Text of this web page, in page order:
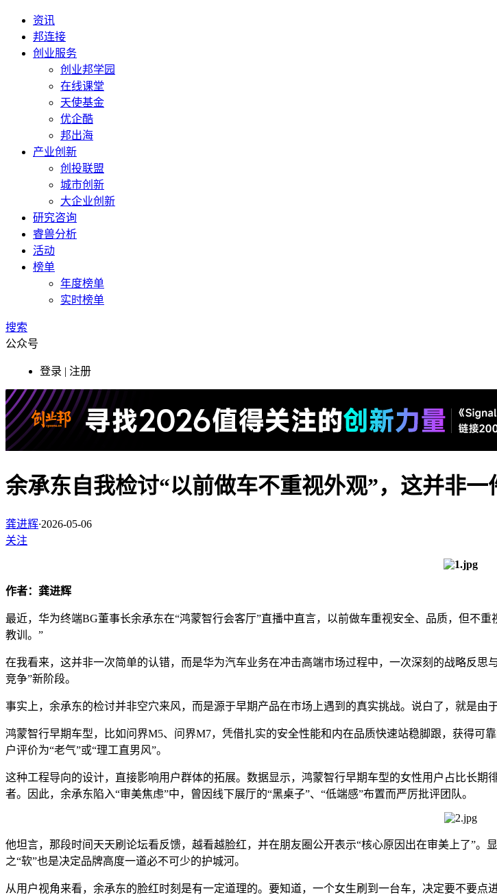
资讯
邦连接
创业服务
创业邦学园
在线课堂
天使基金
优企酷
邦出海
产业创新
创投联盟
城市创新
大企业创新
研究咨询
睿兽分析
活动
榜单
年度榜单
实时榜单
搜索
公众号
登录 | 注册
余承东自我检讨“以前做车不重视外观”，这并非一
龚进辉·2026-05-06
关注
作者：龚进辉
最近，华为终端BG董事长余承东在“鸿蒙智行会客厅”直播中直言，以前做车重视安全、品质，但不
教训。”
在我看来，这并非一次简单的认错，而是华为汽车业务在冲击高端市场过程中，一次深刻的战略反
竞争”新阶段。
事实上，余承东的检讨并非空穴来风，而是源于早期产品在市场上遇到的真实挑战。说白了，就是由
鸿蒙智行早期车型，比如问界M5、问界M7，凭借扎实的安全性能和内在品质快速站稳脚跟，获得可
户评价为“老气”或“理工直男风”。
这种工程导向的设计，直接影响用户群体的拓展。数据显示，鸿蒙智行早期车型的女性用户占比长
者。因此，余承东陷入“审美焦虑”中，曾因线下展厅的“黑桌子”、“低端感”布置而严厉批评团队。
他坦言，那段时间天天刷论坛看反馈，越看越脸红，并在朋友圈公开表示“核心原因出在审美上了”
之“软”也是决定品牌高度一道必不可少的护城河。
从用户视角来看，余承东的脸红时刻是有一定道理的。要知道，一个女生刷到一台车，决定要不要